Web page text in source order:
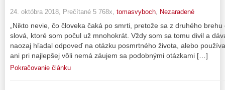
24. októbra 2018, Prečítané 5 768x, tomasvyboch Nezaradené
„Nikto nevie, čo človeka čaká po smrti, pretože sa z druhého
slová, ktoré som počul už mnohokrát. Vždy som sa tomu divil a
naozaj hľadal odpoveď na otázku posmrtného života, alebo
ani pri najlepšej vôli nemá záujem sa podobnými otázkami […]
Pokračovanie článku